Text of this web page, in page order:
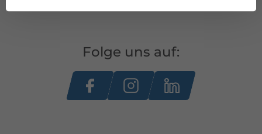
Folge uns auf: